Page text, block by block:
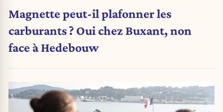
Magnette peut-il plafonner les
carburants ? Oui chez Buxant, non
face à Hedebouw